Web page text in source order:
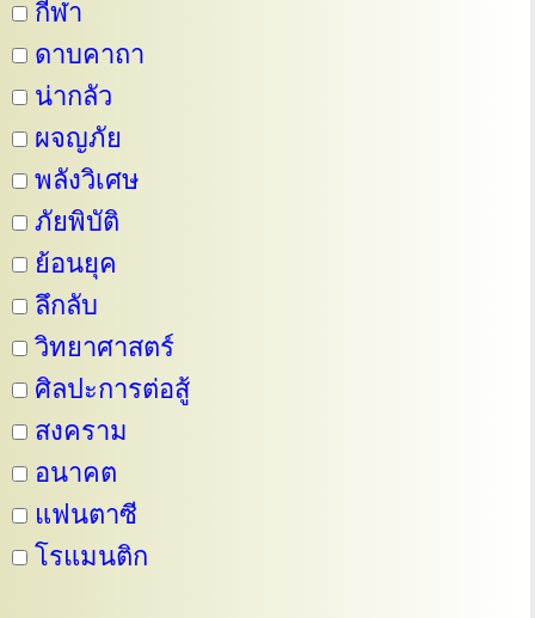
กีฬา
ดาบคาถา
น่ากลัว
ผจญภัย
พลังวิเศษ
ภัยพิบัติ
ย้อนยุค
ลึกลับ
วิทยาศาสตร์
ศิลปะการต่อสู้
สงคราม
อนาคต
แฟนตาซี
โรแมนติก